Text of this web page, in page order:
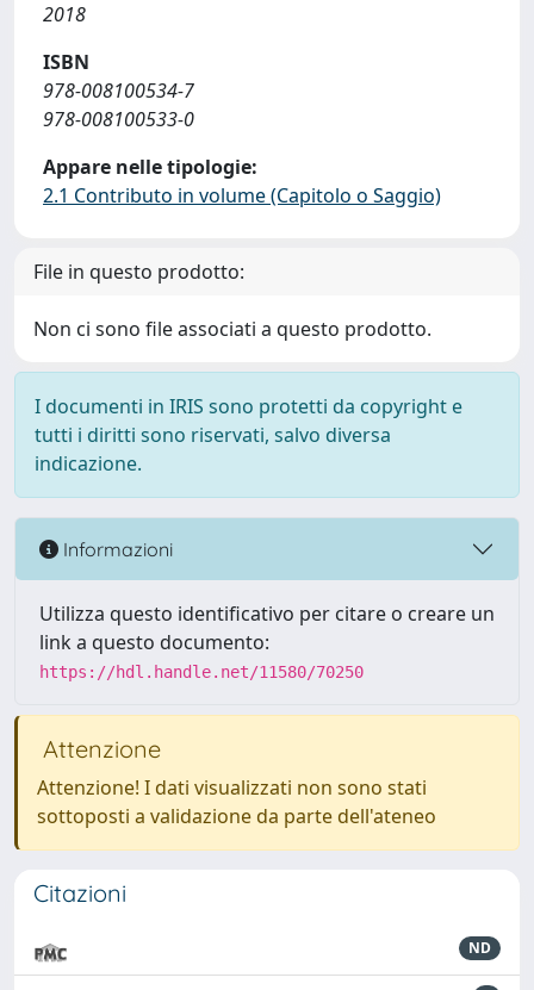
2018
ISBN
978-008100534-7
978-008100533-0
Appare nelle tipologie:
2.1 Contributo in volume (Capitolo o Saggio)
File in questo prodotto:
Non ci sono file associati a questo prodotto.
I documenti in IRIS sono protetti da copyright e
tutti i diritti sono riservati, salvo diversa
indicazione.
Informazioni
Utilizza questo identificativo per citare o creare un
link a questo documento:
https://hdl.handle.net/11580/70250
Attenzione
Attenzione! I dati visualizzati non sono stati
sottoposti a validazione da parte dell'ateneo
Citazioni
ND